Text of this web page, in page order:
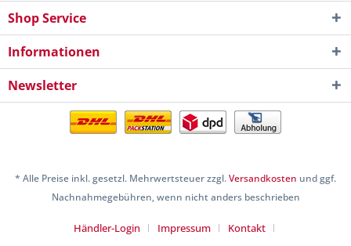
Shop Service
Informationen
Newsletter
* Alle Preise inkl. gesetzl. Mehrwertsteuer zzgl.Versandkosten und ggf.
Nachnahmegebühren, wenn nicht anders beschrieben
Händler-Login Impressum
Kontakt